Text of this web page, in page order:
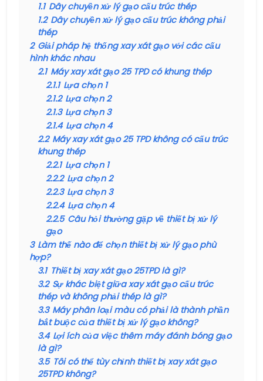
1.1 Dây chuyền xử lý gạo cấu trúc thép
1.2 Dây chuyền xử lý gạo cấu trúc không phải
thép
2 Giải pháp hệ thống xay xát gạo với các cấu
hình khác nhau
2.1 Máy xay xát gạo 25 TPD có khung thép
2.1.1 Lựa chọn 1
2.1.2 Lựa chọn 2
2.1.3 Lựa chọn 3
2.1.4 Lựa chọn 4
2.2 Máy xay xát gạo 25 TPD không có cấu trúc
khung thép
2.2.1 Lựa chọn 1
2.2.2 Lựa chọn 2
2.2.3 Lựa chọn 3
2.2.4 Lựa chọn 4
2.2.5 Câu hỏi thường gặp về thiết bị xử lý
gạo
3 Làm thế nào để chọn thiết bị xử lý gạo phù
hợp?
3.1 Thiết bị xay xát gạo 25TPD là gì?
3.2 Sự khác biệt giữa xay xát gạo cấu trúc
thép và không phải thép là gì?
3.3 Máy phân loại màu có phải là thành phần
bắt buộc của thiết bị xử lý gạo không?
3.4 Lợi ích của việc thêm máy đánh bóng gạo
là gì?
3.5 Tôi có thể tùy chỉnh thiết bị xay xát gạo
25TPD không?